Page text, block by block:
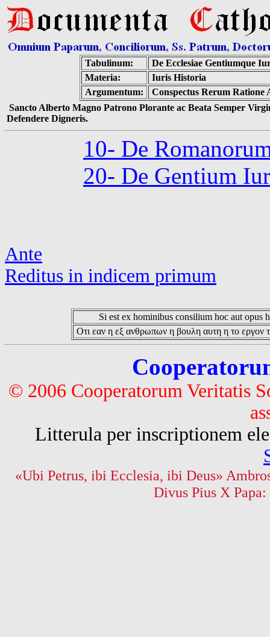
Tabulinum:
De Ecclesiae Gentiumque
Materia:
Iuris Historia
Argumentum:
Conspectus Rerum
Sancto Alberto Magno Patrono Plorante ac Beata Semper
Defendere Digneris.
10- De
20- De Gentium
Ante
Reditus in indicem primum
Si est ex hominibus consilium hoc aut opus
Οτι εαν η εξ ανθρωπων η βουλη αυτη η το εργον
© 2006 Cooperatorum Veritatis
Litterula per inscriptionem
«Ubi Petrus, ibi Ecclesia, ibi Deus»
Divus Pius X Papa: